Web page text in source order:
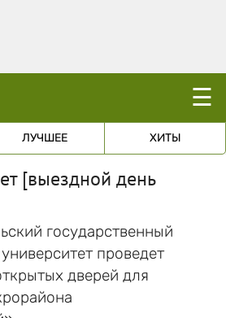
☰
ЛУЧШЕЕ ХИТЫ
[выездной день
государственный
проведет
дверей для